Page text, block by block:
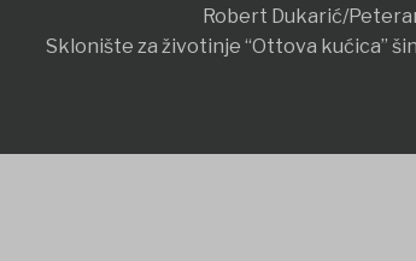
Robert Dukarić/
Sklonište za životinje “Ottova kućica”